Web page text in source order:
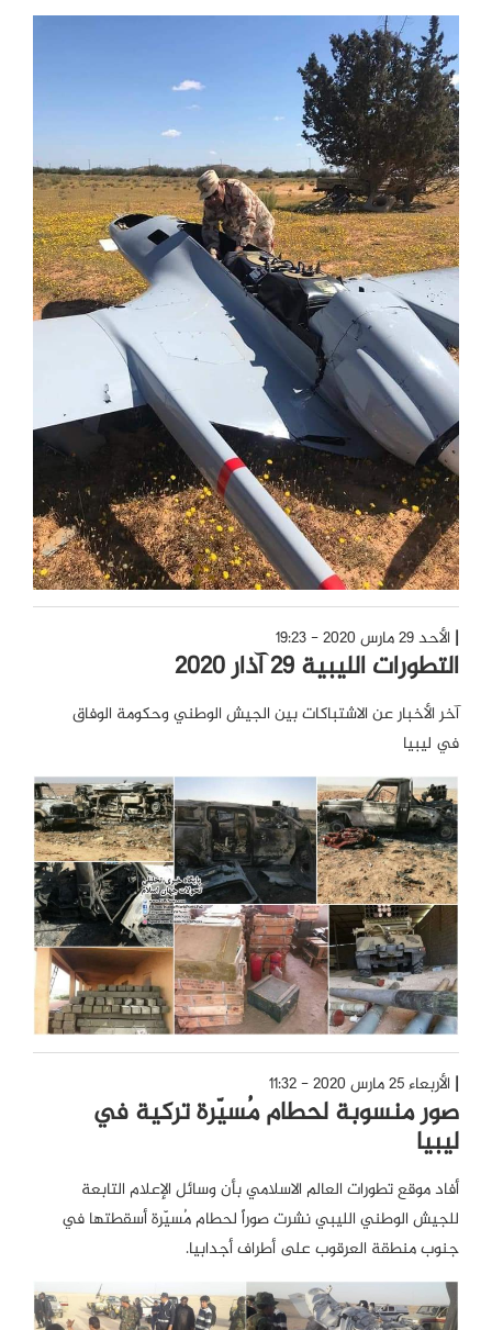
الأحد 29 مارس 2020 - 19:23
التطورات الليبية 29 آذار 2020
آخر الأخبار عن الاشتباكات بين الجيش الوطني وحكومة الوفاق
في ليبيا
الأربعاء 25 مارس 2020 - 11:32
صور منسوبة لحطام مُسيّرة تركية في
ليبيا
أفاد موقع تطورات العالم الاسلامي بأن وسائل الإعلام التابعة
للجيش الوطني الليبي نشرت صوراً لحطام مُسيّرة أسقطتها في
جنوب منطقة العرقوب على أطراف أجدابيا.